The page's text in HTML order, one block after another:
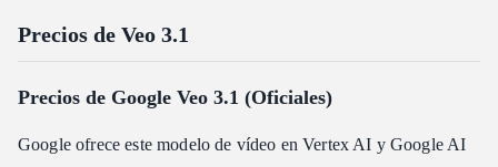
Precios de Veo 3.1
Precios de Google Veo 3.1 (Oficiales)
Google ofrece este modelo de vídeo en Vertex AI y Google AI